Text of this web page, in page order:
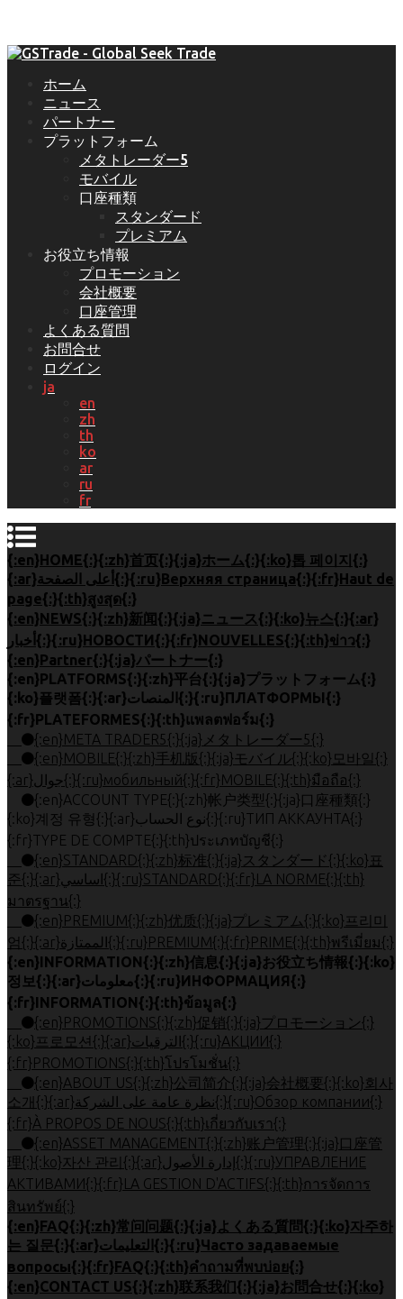
ホーム
ニュース
パートナー
プラットフォーム
メタトレーダー5
モバイル
口座種類
スタンダード
プレミアム
お役立ち情報
プロモーション
会社概要
口座管理
よくある質問
お問合せ
ログイン
ja
en
zh
th
ko
ar
ru
fr
{:en}HOME{:}{:zh}首页{:}{:ja}ホーム{:}{:ko}톱 페이지{:}
{:ar}أعلى الصفحة{:}{:ru}Верхняя страница{:}{:fr}Haut de
page{:}{:th}สูงสุด{:}
{:en}NEWS{:}{:zh}新闻{:}{:ja}ニュース{:}{:ko}뉴스{:}{:ar}
أخبار{:}{:ru}НОВОСТИ{:}{:fr}NOUVELLES{:}{:th}ข่าว{:}
{:en}Partner{:}{:ja}パートナー{:}
{:en}PLATFORMS{:}{:zh}平台{:}{:ja}プラットフォーム{:}
{:ko}플랫폼{:}{:ar}المنصات{:}{:ru}ПЛАТФОРМЫ{:}
{:fr}PLATEFORMES{:}{:th}แพลตฟอร์ม{:}
{:en}META TRADER5{:}{:ja}メタトレーダー5{:}
{:en}MOBILE{:}{:zh}手机版{:}{:ja}モバイル{:}{:ko}모바일{:}
{:ar}جوال{:}{:ru}мобильный{:}{:fr}MOBILE{:}{:th}มือถือ{:}
{:en}ACCOUNT TYPE{:}{:zh}帐户类型{:}{:ja}口座種類{:}
{:ko}계정 유형{:}{:ar}نوع الحساب{:}{:ru}ТИП АККАУНТА{:}
{:fr}TYPE DE COMPTE{:}{:th}ประเภทบัญชี{:}
{:en}STANDARD{:}{:zh}标准{:}{:ja}スタンダード{:}{:ko}표
준{:}{:ar}اساسي{:}{:ru}STANDARD{:}{:fr}LA NORME{:}{:th}
มาตรฐาน{:}
{:en}PREMIUM{:}{:zh}优质{:}{:ja}プレミアム{:}{:ko}프리미
엄{:}{:ar}الممتازة{:}{:ru}PREMIUM{:}{:fr}PRIME{:}{:th}พรีเมี่ยม{:}
{:en}INFORMATION{:}{:zh}信息{:}{:ja}お役立ち情報{:}{:ko}
정보{:}{:ar}معلومات{:}{:ru}ИНФОРМАЦИЯ{:}
{:fr}INFORMATION{:}{:th}ข้อมูล{:}
{:en}PROMOTIONS{:}{:zh}促销{:}{:ja}プロモーション{:}
{:ko}프로모션{:}{:ar}الترقيات{:}{:ru}АКЦИИ{:}
{:fr}PROMOTIONS{:}{:th}โปรโมชั่น{:}
{:en}ABOUT US{:}{:zh}公司简介{:}{:ja}会社概要{:}{:ko}회사
소개{:}{:ar}نظرة عامة على الشركة{:}{:ru}Обзор компании{:}
{:fr}À PROPOS DE NOUS{:}{:th}เกี่ยวกับเรา{:}
{:en}ASSET MANAGEMENT{:}{:zh}账户管理{:}{:ja}口座管
理{:}{:ko}자산 관리{:}{:ar}إدارة الأصول{:}{:ru}УПРАВЛЕНИЕ
АКТИВАМИ{:}{:fr}LA GESTION D'ACTIFS{:}{:th}การจัดการ
สินทรัพย์{:}
{:en}FAQ{:}{:zh}常问问题{:}{:ja}よくある質問{:}{:ko}자주하
는 질문{:}{:ar}التعليمات{:}{:ru}Часто задаваемые
вопросы{:}{:fr}FAQ{:}{:th}คำถามที่พบบ่อย{:}
{:en}CONTACT US{:}{:zh}联系我们{:}{:ja}お問合せ{:}{:ko}